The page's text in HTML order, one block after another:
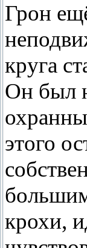
Грон
круга
Он был
этого
крохи,